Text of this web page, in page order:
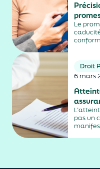
Le
Droit
6 mars
pas un